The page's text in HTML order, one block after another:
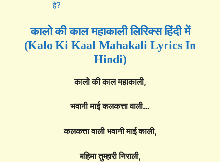
है?
कालो की काल महाकाली लिरिक्स हिंदी में
(Kalo Ki Kaal Mahakali Lyrics In
Hindi)
कालो की काल महाकाली,
भवानी माई कलकत्ता वाली…
कलकत्ता वाली भवानी माई काली,
महिमा तुम्हारी निराली,